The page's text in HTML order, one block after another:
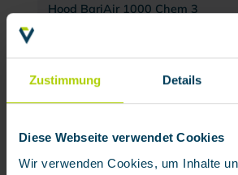
Zustimmung Details
Diese Webseite verwendet Cookies
Wir verwenden Cookies, um Inhalte
Hood BariAir 1000 Chem 3
Available